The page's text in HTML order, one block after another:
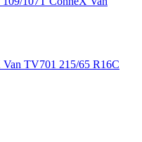
TV701 215/65 R16C